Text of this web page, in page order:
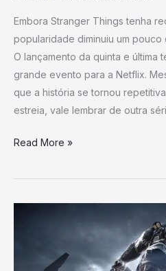
Embora Stranger Things tenha
popularidade diminuiu um
O lançamento da quinta e última
grande evento para a Netflix.
que a história se tornou
estreia, vale lembrar de outra
Read More »
Reloaded